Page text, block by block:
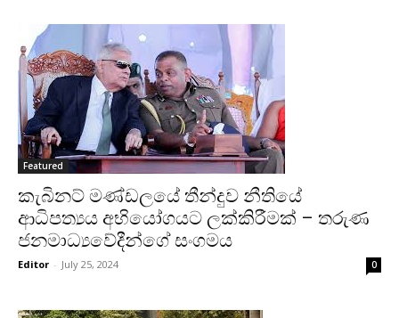
Featured
කැබිනට් මණ්ඩලයේ තීන්දුව නීතියේ
ආධිපත්‍යය අභියෝගය⁣ට ලක්කිරීමක් – තරුණ
ජනමාධ්‍යවේදීන්ගේ සංගමය
Editor - July 25, 2024 0